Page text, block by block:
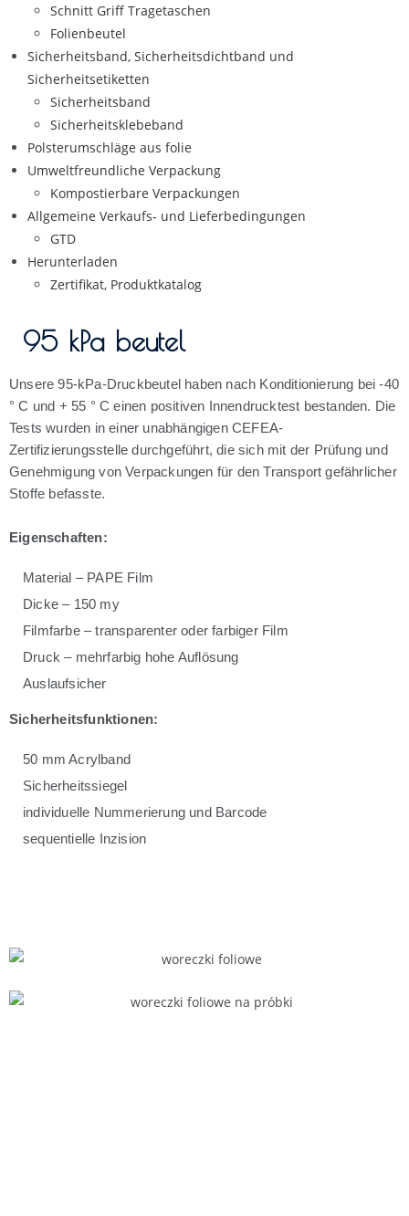
Schnitt Griff Tragetaschen
Folienbeutel
Sicherheitsband, Sicherheitsdichtband und
Sicherheitsetiketten
Sicherheitsband
Sicherheitsklebeband
Polsterumschläge aus folie
Umweltfreundliche Verpackung
Kompostierbare Verpackungen
Allgemeine Verkaufs- und Lieferbedingungen
GTD
Herunterladen
Zertifikat, Produktkatalog
95 kPa beutel
Unsere 95-kPa-Druckbeutel haben nach Konditionierung bei -40
° C und + 55 ° C einen positiven Innendrucktest bestanden. Die
Tests wurden in einer unabhängigen CEFEA-
Zertifizierungsstelle durchgeführt, die sich mit der Prüfung und
Genehmigung von Verpackungen für den Transport gefährlicher
Stoffe befasste.
Eigenschaften:
Material – PAPE Film
Dicke – 150 my
Filmfarbe – transparenter oder farbiger Film
Druck – mehrfarbig hohe Auflösung
Auslaufsicher
Sicherheitsfunktionen:
50 mm Acrylband
Sicherheitssiegel
individuelle Nummerierung und Barcode
sequentielle Inzision